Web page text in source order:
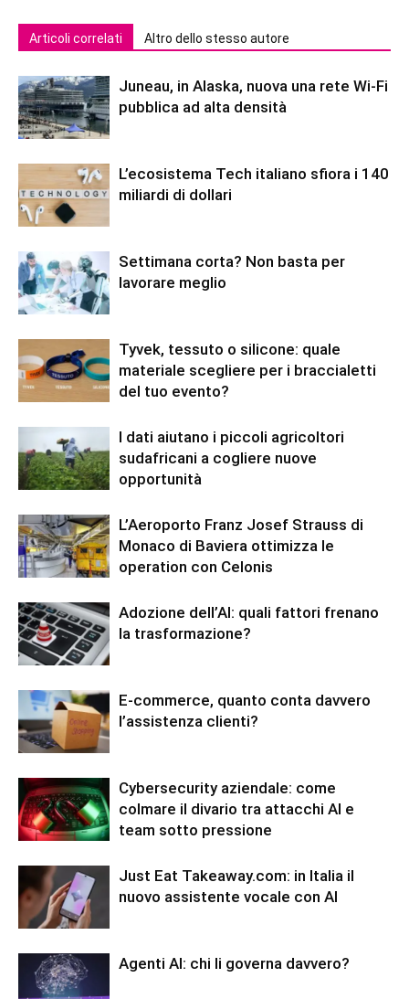
Articoli correlati Altro dello stesso autore
Juneau, in Alaska, nuova una rete Wi-Fi
pubblica ad alta densità
L’ecosistema Tech italiano sfiora i 140
miliardi di dollari
Settimana corta? Non basta per
lavorare meglio
Tyvek, tessuto o silicone: quale
materiale scegliere per i braccialetti
del tuo evento?
I dati aiutano i piccoli agricoltori
sudafricani a cogliere nuove
opportunità
L’Aeroporto Franz Josef Strauss di
Monaco di Baviera ottimizza le
operation con Celonis
Adozione dell’AI: quali fattori frenano
la trasformazione?
E-commerce, quanto conta davvero
l’assistenza clienti?
Cybersecurity aziendale: come
colmare il divario tra attacchi AI e
team sotto pressione
Just Eat Takeaway.com: in Italia il
nuovo assistente vocale con AI
Agenti AI: chi li governa davvero?